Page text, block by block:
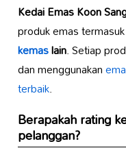
Kedai Emas Koon
produk emas termasuk
kemaslain. Setiap
dan menggunakan
terbaik.
Berapakah rating
pelanggan?